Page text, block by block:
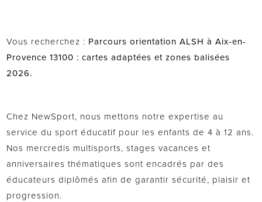
Vous recherchez : Parcours orientation ALSH à Aix-en-
Provence 13100 : cartes adaptées et zones balisées
2026.
Chez NewSport, nous mettons notre expertise au
service du sport éducatif pour les enfants de 4 à 12 ans.
Nos mercredis multisports, stages vacances et
anniversaires thématiques sont encadrés par des
éducateurs diplômés afin de garantir sécurité, plaisir et
progression.